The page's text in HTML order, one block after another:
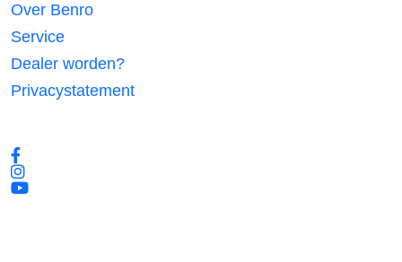
Over Benro
Service
Dealer worden?
Privacystatement